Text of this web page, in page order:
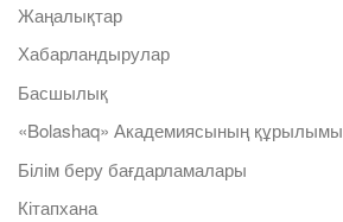
Жаңалықтар
Хабарландырулар
Басшылық
«Bolashaq» Академиясының құрылымы
Білім беру бағдарламалары
Кітапхана